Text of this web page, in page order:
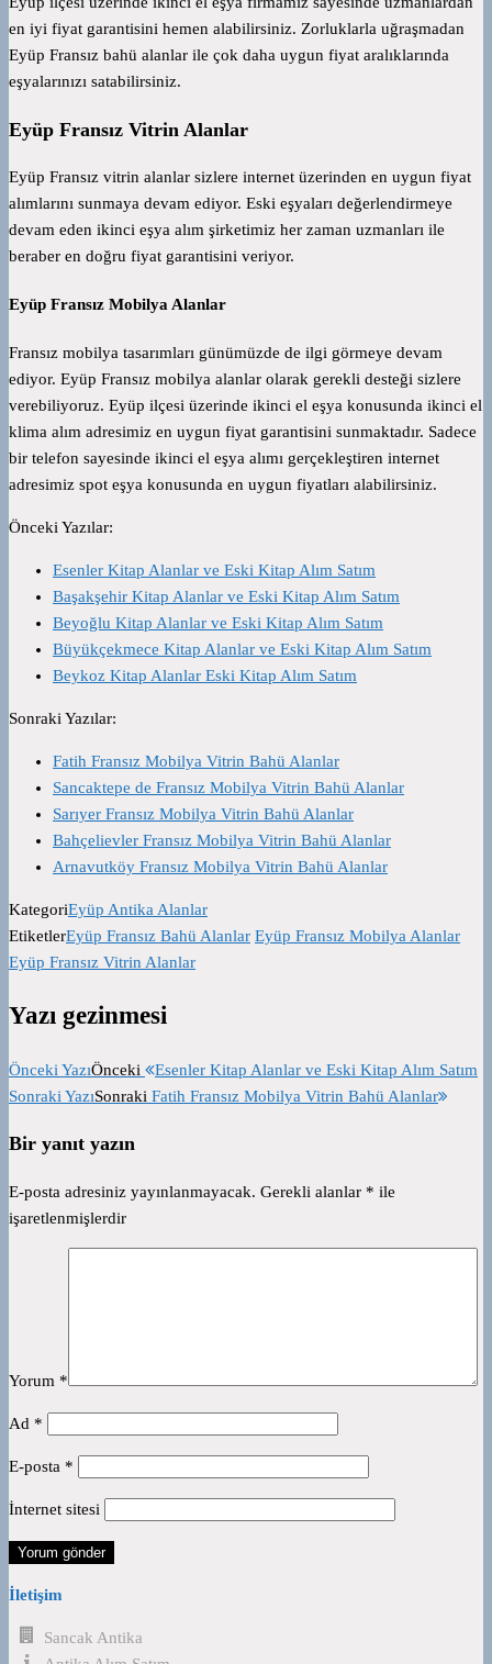
en iyi fiyat garantisini hemen alabilirsiniz. Zorluklarla uğraşmadan
Eyüp Fransız bahü alanlar ile çok daha uygun fiyat aralıklarında
eşyalarınızı satabilirsiniz.
Eyüp Fransız Vitrin Alanlar
Eyüp Fransız vitrin alanlar sizlere internet üzerinden en uygun fiyat
alımlarını sunmaya devam ediyor. Eski eşyaları değerlendirmeye
devam eden ikinci eşya alım şirketimiz her zaman uzmanları ile
beraber en doğru fiyat garantisini veriyor.
Eyüp Fransız Mobilya Alanlar
Fransız mobilya tasarımları günümüzde de ilgi görmeye devam
ediyor. Eyüp Fransız mobilya alanlar olarak gerekli desteği sizlere
verebiliyoruz. Eyüp ilçesi üzerinde ikinci el eşya konusunda ikinci el
klima alım adresimiz en uygun fiyat garantisini sunmaktadır. Sadece
bir telefon sayesinde ikinci el eşya alımı gerçekleştiren internet
adresimiz spot eşya konusunda en uygun fiyatları alabilirsiniz.
Önceki Yazılar:
Esenler Kitap Alanlar ve Eski Kitap Alım Satım
Başakşehir Kitap Alanlar ve Eski Kitap Alım Satım
Beyoğlu Kitap Alanlar ve Eski Kitap Alım Satım
Büyükçekmece Kitap Alanlar ve Eski Kitap Alım Satım
Beykoz Kitap Alanlar Eski Kitap Alım Satım
Sonraki Yazılar:
Fatih Fransız Mobilya Vitrin Bahü Alanlar
Sancaktepe de Fransız Mobilya Vitrin Bahü Alanlar
Sarıyer Fransız Mobilya Vitrin Bahü Alanlar
Bahçelievler Fransız Mobilya Vitrin Bahü Alanlar
Arnavutköy Fransız Mobilya Vitrin Bahü Alanlar
KategoriEyüp Antika Alanlar
EtiketlerEyüp Fransız Bahü Alanlar Eyüp Fransız Mobilya Alanlar
Eyüp Fransız Vitrin Alanlar
Yazı gezinmesi
Önceki YazıÖnceki
Esenler Kitap Alanlar ve Eski Kitap Alım Satım
Sonraki YazıSonraki Fatih Fransız Mobilya Vitrin Bahü Alanlar
Bir yanıt yazın
E-posta adresiniz yayınlanmayacak. Gerekli alanlar * ile
işaretlenmişlerdir
Yorum *
Ad *
E-posta *
İnternet sitesi
İletişim
Sancak Antika